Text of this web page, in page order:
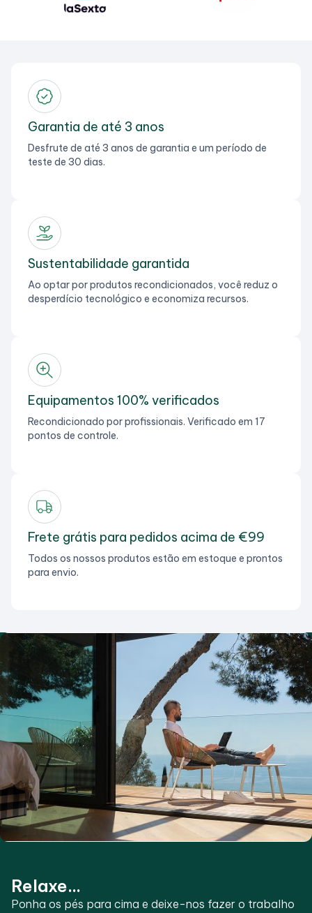
Garantia de até 3 anos
Desfrute de até 3 anos de garantia e um período de
teste de 30 dias.
Sustentabilidade garantida
Ao optar por produtos recondicionados, você reduz o
desperdício tecnológico e economiza recursos.
Equipamentos 100% verificados
Recondicionado por profissionais. Verificado em 17
pontos de controle.
Frete grátis para pedidos acima de €99
Todos os nossos produtos estão em estoque e prontos
para envio.
Relaxe...
Ponha os pés para cima e deixe-nos fazer o trabalho